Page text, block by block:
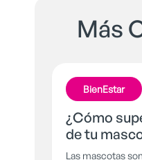
Más
BienEstar
¿Cómo
de tu
Las mascotas